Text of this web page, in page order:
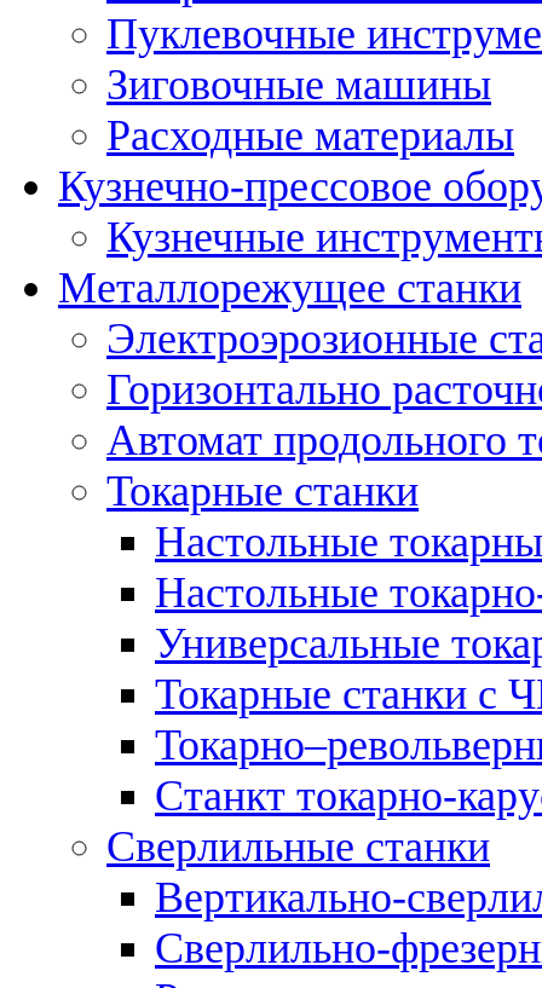
Пуклевочные
Зиговочные машины
Расходные материалы
Кузнечно-прессовое
Кузнечные
Металлорежущее станки
Электроэрозионные
Горизонтально
Автомат продольного
Токарные станки
Настольные
Настольные
Универсальные
Токарные станки с
Станкт токарно-
Сверлильные станки
Вертикально-
Сверлильно-